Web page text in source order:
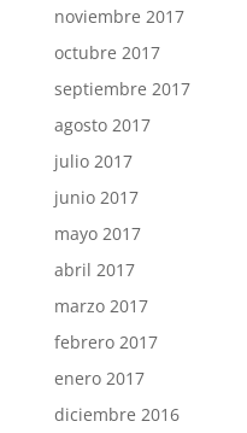
noviembre 2017
octubre 2017
septiembre 2017
agosto 2017
julio 2017
junio 2017
mayo 2017
abril 2017
marzo 2017
febrero 2017
enero 2017
diciembre 2016